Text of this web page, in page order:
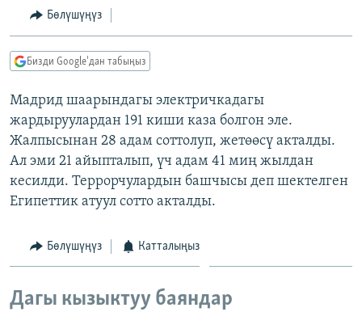
БҮГҮН АЗАТТЫКТА
ДАНИСТЕ
ЭЖЕ-СИҢДИЛЕР
АЗАТТЫК+
ЫҢГАЙСЫЗ СУРООЛОР
ПОДКАСТ
ОНЛАЙН ШЕРИНЕ
ЭЕ/АРнун бардык сайттары
Бөлүшүңүз
Бизди Google'дан табыңыз
Мадрид шаарындагы электричкадагы
жардыруулардан 191 киши каза болгон эле.
Жалпысынан 28 адам соттолуп, жетөөсү акталды.
Ал эми 21 айыпталып, үч адам 41 миң жылдан
кесилди. Террорчулардын башчысы деп шектелген
Египеттик атуул сотто акталды.
Бөлүшүңүз Катталыңыз
Дагы кызыктуу баяндар